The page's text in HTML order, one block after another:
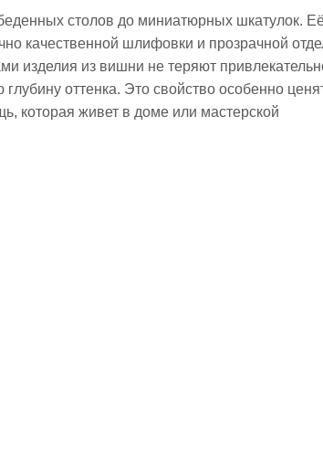
столов до миниатюрных шкатулок.
качественной шлифовки и прозрачной
изделия из вишни не теряют
оттенка. Это свойство особенно
которая живет в доме или мастерской